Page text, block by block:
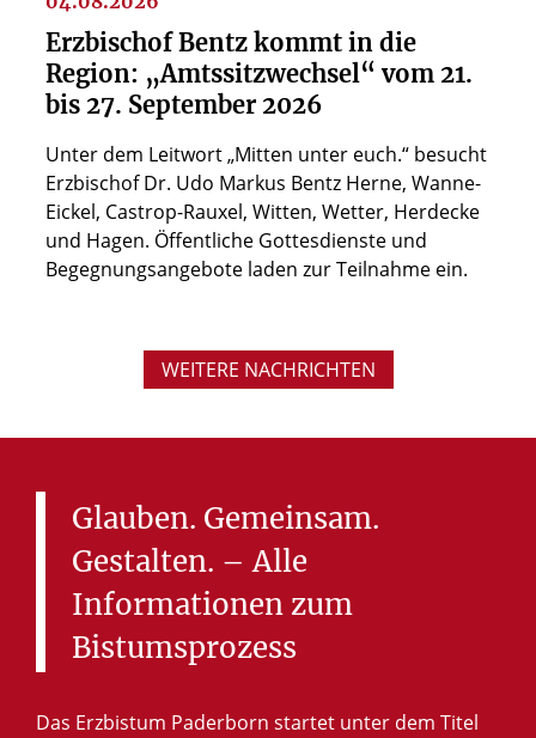
Erzbischof Bentz kommt in die
Region: „Amtssitzwechsel“ vom 21.
bis 27. September 2026
Unter dem Leitwort „Mitten unter euch.“ besucht
Erzbischof Dr. Udo Markus Bentz Herne, Wanne-
Eickel, Castrop-Rauxel, Witten, Wetter, Herdecke
und Hagen. Öffentliche Gottesdienste und
Begegnungsangebote laden zur Teilnahme ein.
WEITERE NACHRICHTEN
Glauben. Gemeinsam.
Gestalten. – Alle
Informationen zum
Bistumsprozess
Das Erzbistum Paderborn startet unter dem Titel